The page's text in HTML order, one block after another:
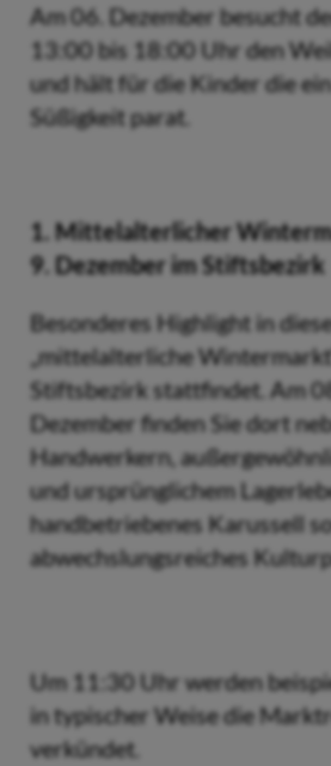
Am 06. Dezember besucht
13:00 bis 18:00 Uhr den
und hält für die Kinder die
Süßigkeit parat.
1. Mittelalterlicher
9. Dezember im Stiftsbezirk
Besonderes Highlight in
„mittelalterliche
Stiftsbezirk stattfindet. Am
Dezember finden Sie dort
Handwerkern,
und ursprünglichem
handbetriebenes Karussell
abwechslungsreiches
Um 11:30 Uhr werden
in typischer Weise die
verkündet.